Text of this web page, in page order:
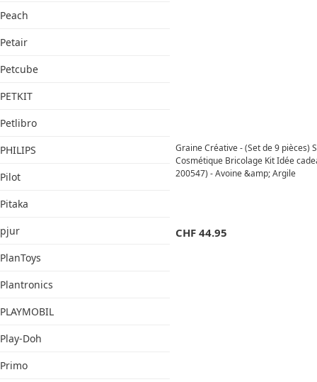
Peach
Petair
Petcube
PETKIT
Petlibro
PHILIPS
Pilot
Pitaka
pjur
PlanToys
Plantronics
PLAYMOBIL
Play-Doh
Primo
Graine Créative - (Set de 9 pièces)
Cosmétique Bricolage Kit Idée
200547) - Avoine &amp; Argile
CHF 44.95